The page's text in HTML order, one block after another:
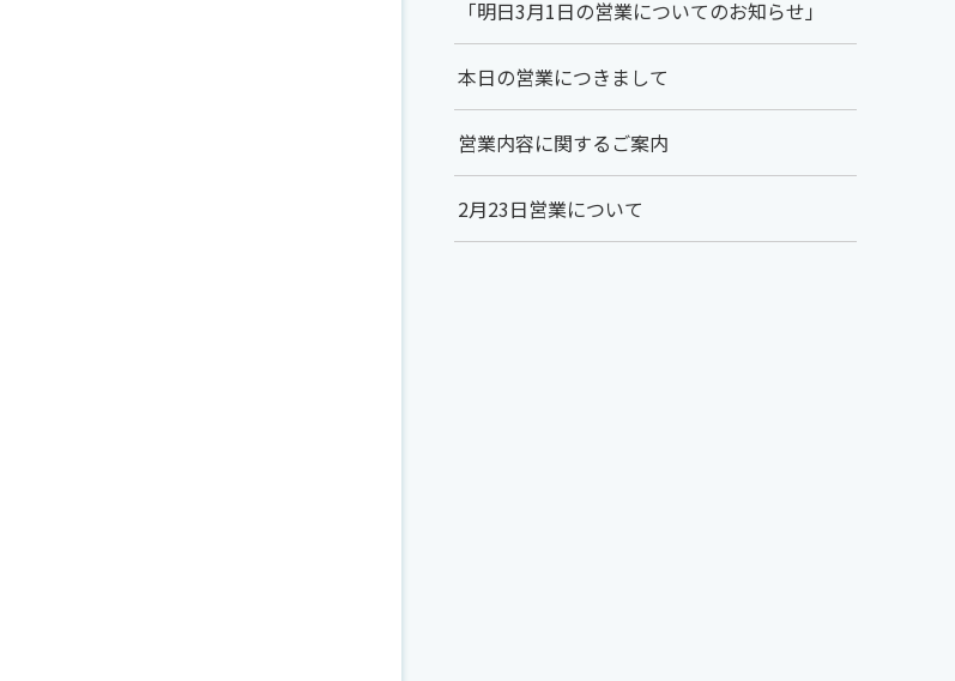
「明日3月1日の営業についてのお知らせ」
本日の営業につきまして
営業内容に関するご案内
2月23日営業について